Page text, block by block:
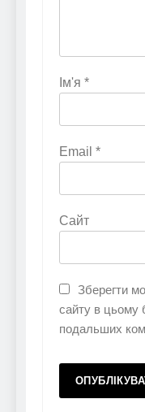
Ім'я *
Email *
Сайт
Зберегти
сайту в цьому
подальших